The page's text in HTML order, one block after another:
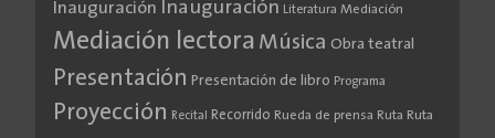
Inauguración Inauguración Literatura Mediación
Mediación lectora Música Obra teatral
Presentación Presentación de libro Programa
Proyección Recital Recorrido Rueda de prensa Ruta Ruta